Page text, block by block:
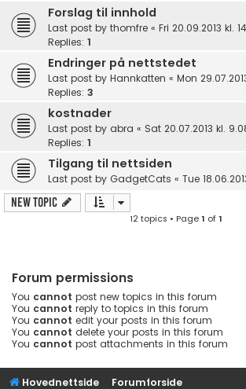
Forslag til innhold
Last post by thomfre « Fri 20.09.2013 kl.
Replies: 1
Endringer på nettstedet
Last post by Hannkatten « Mon
Replies: 3
kostnader
Last post by abra « Sat 20.07.2013 kl.
Replies: 1
Tilgang til nettsiden
Last post by GadgetCats « Tue
New Topic
12 topics • Page1 of1
Forum permissions
You cannot post new topics in this forum
You cannot reply to topics in this forum
You cannot edit your posts in this forum
You cannot delete your posts in this forum
You cannot post attachments in this forum
Hovednettside Forumforside